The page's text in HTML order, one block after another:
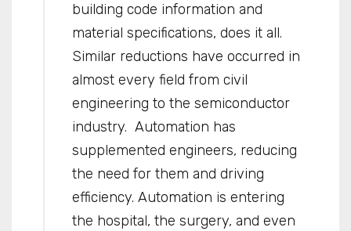
building code information and
material specifications, does it all.
Similar reductions have occurred in
almost every field from civil
engineering to the semiconductor
industry. Automation has
supplemented engineers, reducing
the need for them and driving
efficiency. Automation is entering
the hospital, the surgery, and even